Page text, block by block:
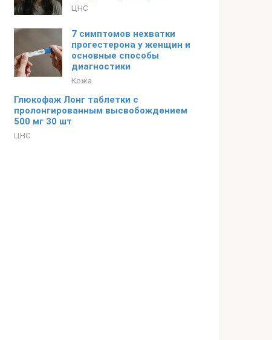
ЦНС
7 симптомов нехватки
прогестерона у женщин и
основные способы
диагностики
Кожа
Глюкофаж Лонг таблетки с
пролонгированным высвобождением
500 мг 30 шт
ЦНС